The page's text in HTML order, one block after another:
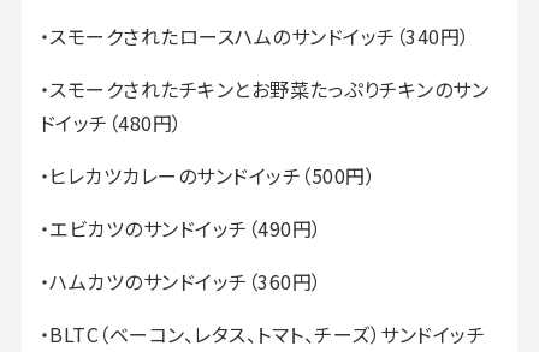
・スモークされたロースハムのサンドイッチ（340円）
・スモークされたチキンとお野菜たっぷりチキンのサン
ドイッチ（480円）
・ヒレカツカレーのサンドイッチ（500円）
・エビカツのサンドイッチ（490円）
・ハムカツのサンドイッチ（360円）
・BLTC（ベーコン、レタス、トマト、チーズ）サンドイッチ